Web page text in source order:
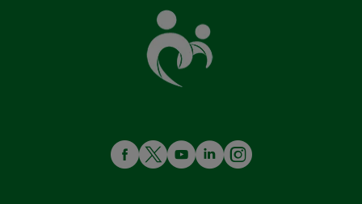
Mutua
que
cuida
de
MENÚ